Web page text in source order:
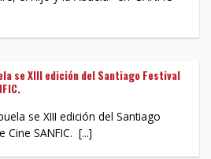
se XIII edición del Santiago Festival
se XIII edición del Santiago
Cine SANFIC. [...]